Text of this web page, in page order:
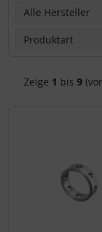
Hier kannst
Zeige 1 bis 9